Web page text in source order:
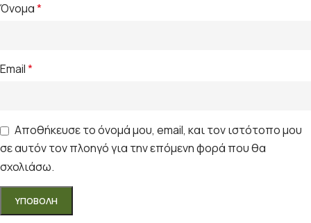
Όνομα*
Email*
Αποθήκευσε το όνομά μου, email, και τον ιστότοπο μου
σε αυτόν τον πλοηγό για την επόμενη φορά που θα
σχολιάσω.